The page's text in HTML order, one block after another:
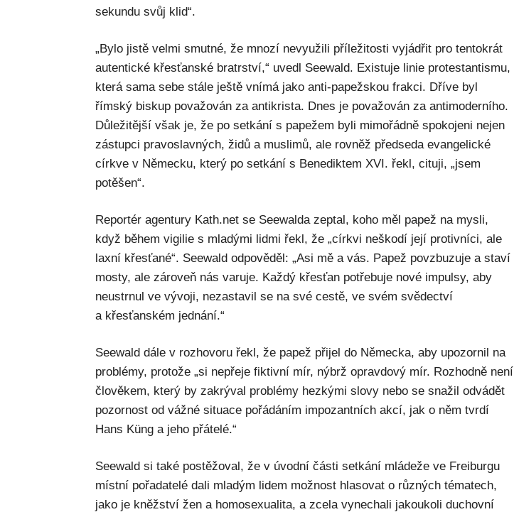
sekundu svůj klid“.
„Bylo jistě velmi smutné, že mnozí nevyužili příležitosti vyjádřit pro tentokrát
autentické křesťanské bratrství,“ uvedl Seewald. Existuje linie protestantismu,
která sama sebe stále ještě vnímá jako anti-papežskou frakci. Dříve byl
římský biskup považován za antikrista. Dnes je považován za antimoderního.
Důležitější však je, že po setkání s papežem byli mimořádně spokojeni nejen
zástupci pravoslavných, židů a muslimů, ale rovněž předseda evangelické
církve v Německu, který po setkání s Benediktem XVI. řekl, cituji, „jsem
potěšen“.
Reportér agentury Kath.net se Seewalda zeptal, koho měl papež na mysli,
když během vigilie s mladými lidmi řekl, že „církvi neškodí její protivníci, ale
laxní křesťané“. Seewald odpověděl: „Asi mě a vás. Papež povzbuzuje a staví
mosty, ale zároveň nás varuje. Každý křesťan potřebuje nové impulsy, aby
neustrnul ve vývoji, nezastavil se na své cestě, ve svém svědectví
a křesťanském jednání.“
Seewald dále v rozhovoru řekl, že papež přijel do Německa, aby upozornil na
problémy, protože „si nepřeje fiktivní mír, nýbrž opravdový mír. Rozhodně není
člověkem, který by zakrýval problémy hezkými slovy nebo se snažil odvádět
pozornost od vážné situace pořádáním impozantních akcí, jak o něm tvrdí
Hans Küng a jeho přátelé.“
Seewald si také postěžoval, že v úvodní části setkání mládeže ve Freiburgu
místní pořadatelé dali mladým lidem možnost hlasovat o různých tématech,
jako je kněžství žen a homosexualita, a zcela vynechali jakoukoli duchovní